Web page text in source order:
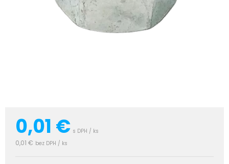
0,01 € s DPH / ks
0,01 € bez DPH / ks